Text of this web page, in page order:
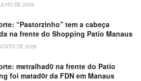
DE 2026
“Pastorzinho” tem a cabeça
na frente do Shopping Patio Manaus
DE 2026
metralhad0 na frente do Patio
foi matad0r da FDN em Manaus